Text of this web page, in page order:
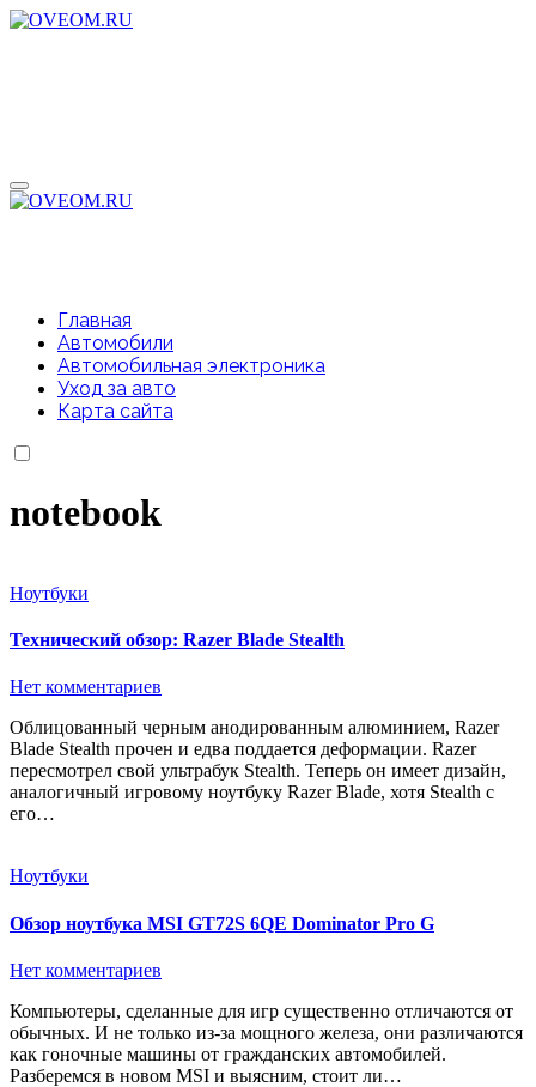
Перейти
Главная
Автомобили
Автомобильная электроника
Уход за авто
Карта сайта
notebook
Ноутбуки
Технический обзор: Razer Blade Stealth
Нет комментариев
Облицованный черным анодированным алюминием, Razer
Blade Stealth прочен и едва поддается деформации. Razer
пересмотрел свой ультрабук Stealth. Теперь он имеет дизайн,
аналогичный игровому ноутбуку Razer Blade, хотя Stealth с
его…
Ноутбуки
Обзор ноутбука MSI GT72S 6QE Dominator Pro G
Нет комментариев
Компьютеры, сделанные для игр существенно отличаются от
обычных. И не только из-за мощного железа, они различаются
как гоночные машины от гражданских автомобилей.
Разберемся в новом MSI и выясним, стоит ли…